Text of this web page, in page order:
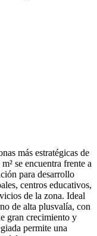
más estratégicas de
se encuentra frente a
para desarrollo
centros educativos,
de la zona. Ideal
de alta plusvalía, con
gran crecimiento y
permite una